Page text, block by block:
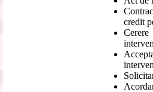
credit